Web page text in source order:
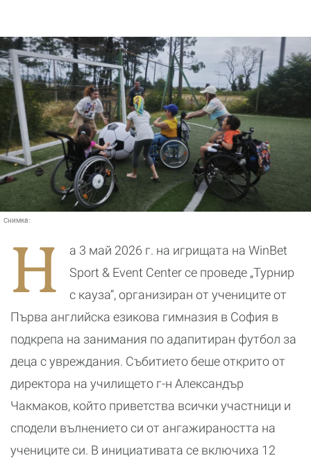
Снимка:
Н
а 3 май 2026 г. на игрищата на WinBet
Sport & Event Center се проведе „Турнир
с кауза“, организиран от учениците от
Първа английска езикова гимназия в София в
подкрепа на занимания по адапитиран футбол за
деца с увреждания. Събитието беше открито от
директора на училището г-н Александър
Чакмаков, който приветства всички участници и
сподели вълнението си от ангажираността на
учениците си. В инициативата се включиха 12